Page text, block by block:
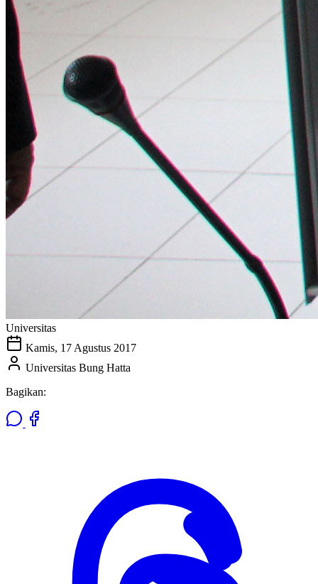
Universitas
Kamis, 17 Agustus 2017
Universitas Bung Hatta
Bagikan: